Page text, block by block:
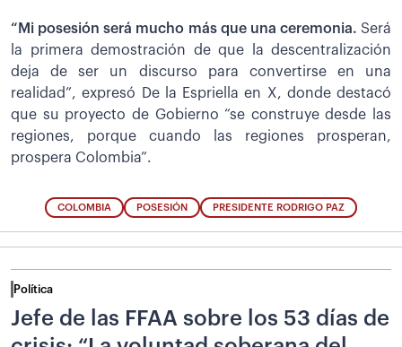
“Mi posesión será mucho más que una ceremonia. Será
la primera demostración de que la descentralización
deja de ser un discurso para convertirse en una
realidad”, expresó De la Espriella en X, donde destacó
que su proyecto de Gobierno “se construye desde las
regiones, porque cuando las regiones prosperan,
prospera Colombia”.
COLOMBIA POSESIÓN PRESIDENTE RODRIGO PAZ
Política
Jefe de las FFAA sobre los 53 días de